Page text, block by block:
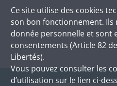
Ce site utilise des cookies
son bon fonctionnement.
donnée personnelle et sont
consentements (Article 82
Libertés).
Vous pouvez consulter les
d’utilisation sur le lien ci-